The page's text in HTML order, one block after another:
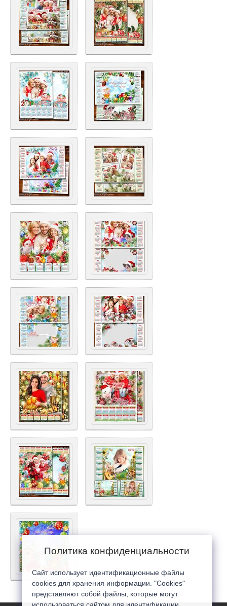
Политика конфиденциальности
Сайт использует идентификационные файлы
cookies для хранения информации. "Cookies"
представляют собой файлы, которые могут